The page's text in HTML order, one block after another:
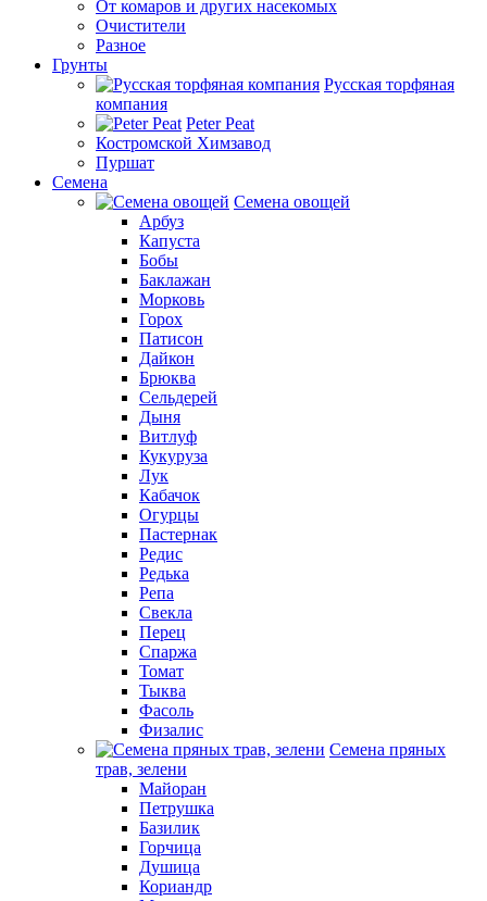
От комаров и других насекомых
Очистители
Разное
Грунты
Русская торфяная
компания
Peter Peat
Костромской Химзавод
Пуршат
Семена
Семена овощей
Арбуз
Капуста
Бобы
Баклажан
Морковь
Горох
Патисон
Дайкон
Брюква
Сельдерей
Дыня
Витлуф
Кукуруза
Лук
Кабачок
Огурцы
Пастернак
Редис
Редька
Репа
Свекла
Перец
Спаржа
Томат
Тыква
Фасоль
Физалис
Семена пряных
трав, зелени
Майоран
Петрушка
Базилик
Горчица
Душица
Кориандр